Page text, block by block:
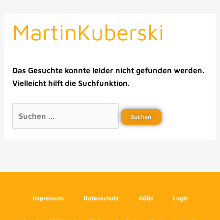
MartinKuberski
Das Gesuchte konnte leider nicht gefunden werden.
Vielleicht hilft die Suchfunktion.
Impressum Datenschutz AGBs Login